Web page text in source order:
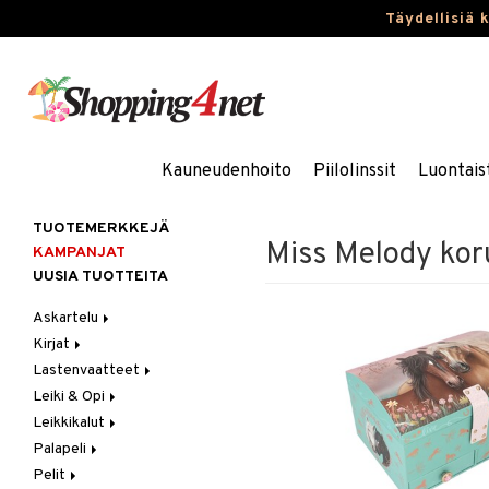
Täydellisiä
Kauneudenhoito Piilolinssit
Miss Melody
TUOTEMERKKEJÄ
KAMPANJAT
UUSIA TUOTTEITA
Askartelu
Askartelumateriaalit
Askartelusetti
Helmet
Koulutarvikkeet
Muovailuvaha
Piirrä ja maalaa
Kirjat
Askartelukirjat
Maalauskirjat
Päiväkirjat
Lastenvaatteet
Alaosat
Leggingsit
Alusvaatteet & Sukat
Kengät
Mekot
Leiki & Opi
Opetuslelut
Oppimispelit
Soittimet
Leikkikalut
Ajoneuvot
Autoradat
Eläimet
Palapeli
1000 palaa
Pelit